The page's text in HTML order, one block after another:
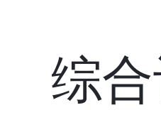
综